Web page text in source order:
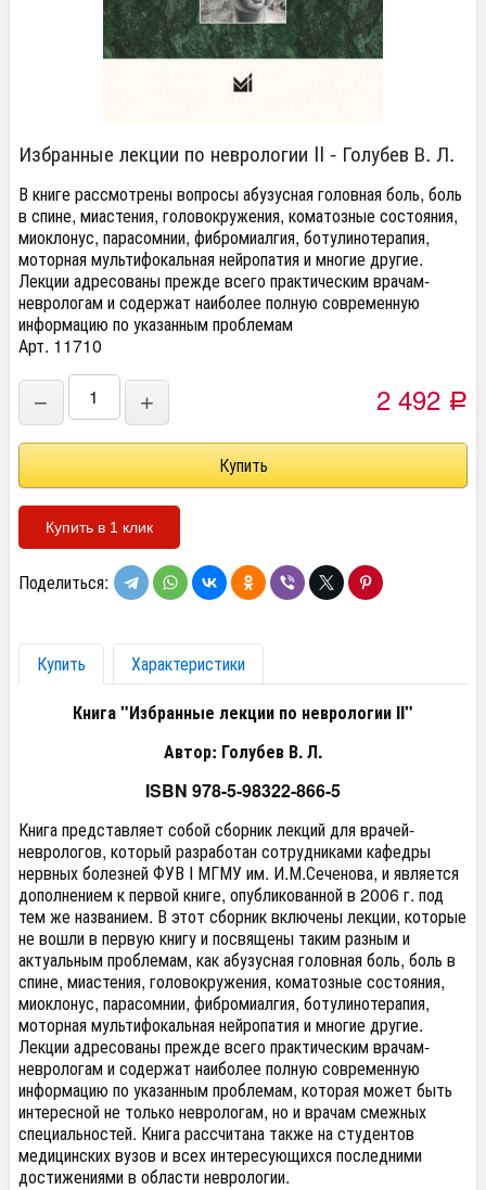
Избранные лекции по неврологии II - Голубев В. Л.
В книге рассмотрены вопросы абузусная головная боль, боль
в спине, миастения, головокружения, коматозные состояния,
миоклонус, парасомнии, фибромиалгия, ботулинотерапия,
моторная мультифокальная нейропатия и многие другие.
Лекции адресованы прежде всего практическим врачам-
неврологам и содержат наиболее полную современную
информацию по указанным проблемам
Арт. 11710
− + 2 492 Р
Купить в 1 клик
Поделиться:
Купить
Характеристики
Книга "Избранные лекции по неврологии II"
Автор: Голубев В. Л.
ISBN 978-5-98322-866-5
Книга представляет собой сборник лекций для врачей-
неврологов, который разработан сотрудниками кафедры
нервных болезней ФУВ I МГМУ им. И.М.Сеченова, и является
дополнением к первой книге, опубликованной в 2006 г. под
тем же названием. В этот сборник включены лекции, которые
не вошли в первую книгу и посвящены таким разным и
актуальным проблемам, как абузусная головная боль, боль в
спине, миастения, головокружения, коматозные состояния,
миоклонус, парасомнии, фибромиалгия, ботулинотерапия,
моторная мультифокальная нейропатия и многие другие.
Лекции адресованы прежде всего практическим врачам-
неврологам и содержат наиболее полную современную
информацию по указанным проблемам, которая может быть
интересной не только неврологам, но и врачам смежных
специальностей. Книга рассчитана также на студентов
медицинских вузов и всех интересующихся последними
достижениями в области неврологии.